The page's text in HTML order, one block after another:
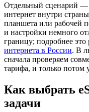
Отдельный сценарий —
интернет внутри
планшета или рабочей
и настройки немного
границу; подробнее это
интернета в России. В
сначала проверяем
тарифа, и только потом
Как выбрать
задачи